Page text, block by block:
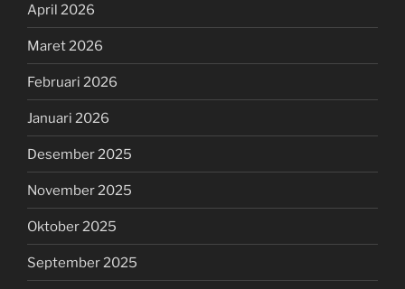
April 2026
Maret 2026
Februari 2026
Januari 2026
Desember 2025
November 2025
Oktober 2025
September 2025